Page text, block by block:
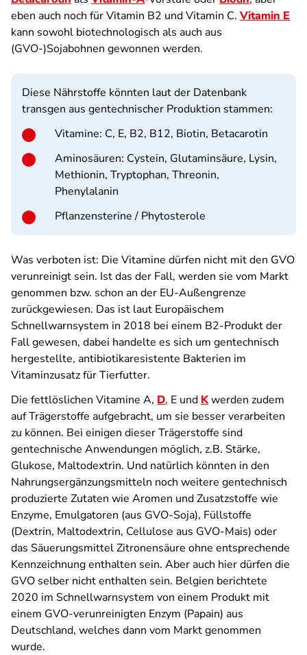
eben auch noch für Vitamin B2 und Vitamin C. Vitamin E
kann sowohl biotechnologisch als auch aus
(GVO-)Sojabohnen gewonnen werden.
Diese Nährstoffe könnten laut der Datenbank
transgen aus gentechnischer Produktion stammen:
Vitamine: C, E, B2, B12, Biotin, Betacarotin
Aminosäuren: Cystein, Glutaminsäure, Lysin,
Methionin, Tryptophan, Threonin,
Phenylalanin
Pflanzensterine / Phytosterole
Was verboten ist: Die Vitamine dürfen nicht mit den GVO
verunreinigt sein. Ist das der Fall, werden sie vom Markt
genommen bzw. schon an der EU-Außengrenze
zurückgewiesen. Das ist laut Europäischem
Schnellwarnsystem in 2018 bei einem B2-Produkt der
Fall gewesen, dabei handelte es sich um gentechnisch
hergestellte, antibiotikaresistente Bakterien im
Vitaminzusatz für Tierfutter.
Die fettlöslichen Vitamine A, D, E und Kwerden zudem
auf Trägerstoffe aufgebracht, um sie besser verarbeiten
zu können. Bei einigen dieser Trägerstoffe sind
gentechnische Anwendungen möglich, z.B. Stärke,
Glukose, Maltodextrin. Und natürlich könnten in den
Nahrungsergänzungsmitteln noch weitere gentechnisch
produzierte Zutaten wie Aromen und Zusatzstoffe wie
Enzyme, Emulgatoren (aus GVO-Soja), Füllstoffe
(Dextrin, Maltodextrin, Cellulose aus GVO-Mais) oder
das Säuerungsmittel Zitronensäure ohne entsprechende
Kennzeichnung enthalten sein. Aber auch hier dürfen die
GVO selber nicht enthalten sein. Belgien berichtete
2020 im Schnellwarnsystem von einem Produkt mit
einem GVO-verunreinigten Enzym (Papain) aus
Deutschland, welches dann vom Markt genommen
wurde.